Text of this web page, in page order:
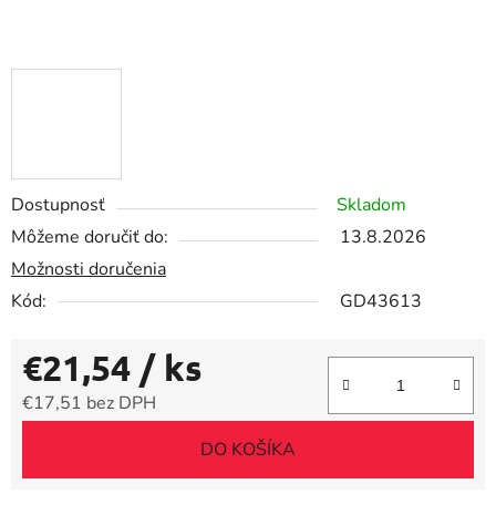
Dostupnosť
Skladom
Môžeme doručiť do:
13.8.2026
Možnosti doručenia
Kód:
GD43613
€21,54 / ks
€17,51 bez DPH
DO KOŠÍKA